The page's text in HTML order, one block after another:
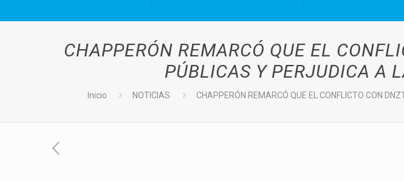
CHAPPERÓN REMARCÓ QUE EL
PÚBLICAS Y PERJUDICA A
Inicio NOTICIAS CHAPPERÓN REMARCÓ QUE EL CONFLICTO CON